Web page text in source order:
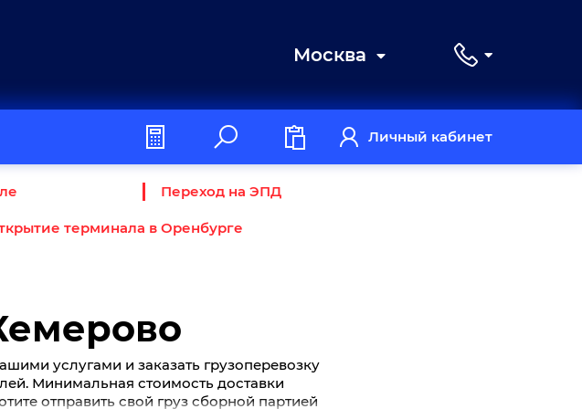
Москва
Личный кабинет
Переход на ЭПД
терминала в Оренбурге
услугами и заказать грузоперевозку
Минимальная стоимость доставки
отправить свой груз сборной партией